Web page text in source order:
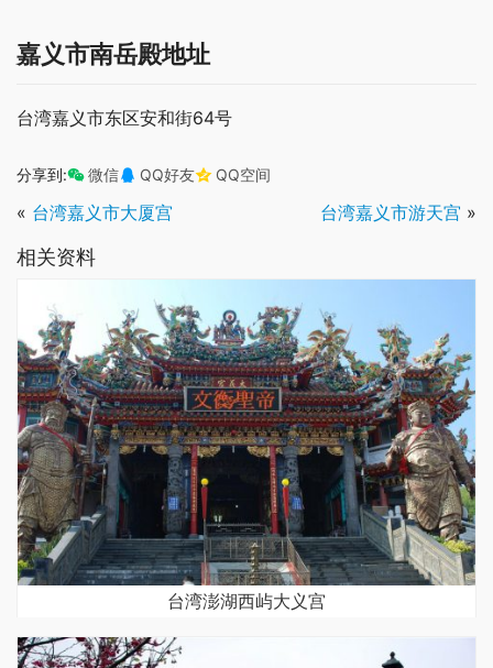
嘉义市南岳殿地址
台湾嘉义市东区安和街64号
分享到: 微信 QQ好友 QQ空间
« 台湾嘉义市大厦宫 台湾嘉义市游天宫 »
相关资料
台湾澎湖西屿大义宫